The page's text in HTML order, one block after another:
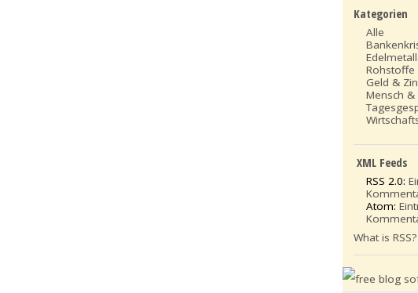
Kategorien
Alle
Rohstoffe
Geld &
Mensch
XML Feeds
RSS 2.0:
Atom:
What is RSS?